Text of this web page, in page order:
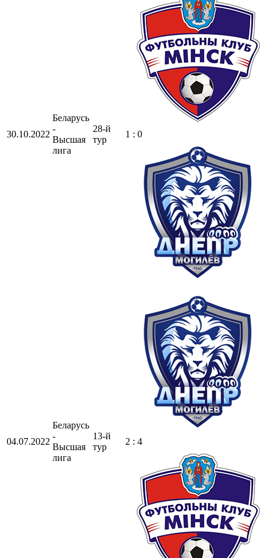
30.10.2022
Беларусь
-
Высшая
лига
28-й
тур
1 : 0
04.07.2022
Беларусь
-
Высшая
лига
13-й
тур
2 : 4